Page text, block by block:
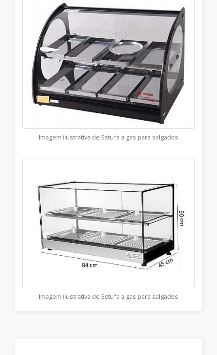
Imagem ilustrativa de Estufa a gas para salgados
Imagem ilustrativa de Estufa a gas para salgados